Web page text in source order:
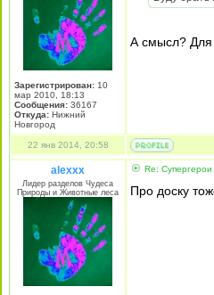
Зарегистрирован: 10
мар 2010, 18:13
Сообщения: 36167
Откуда: Нижний
Новгород
А смысл? Для
22 янв 2014, 20:58
alexxx
Лидер разделов Чудеса
Природы и Животные леса
Re:
Про доску